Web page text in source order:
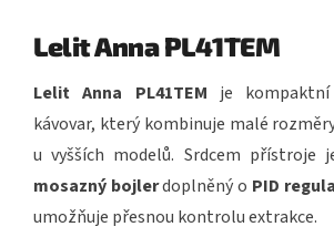
Lelit Anna PL41TEM
Lelit Anna PL41TEM je
kávovar, který kombinuje malé
u vyšších modelů. Srdcem přístroje
mosazný bojlerdoplněný o PID
umožňuje přesnou kontrolu extrakce.